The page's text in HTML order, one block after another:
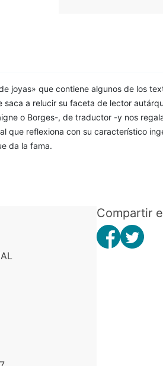
joyas» que contiene algunos de los
saca a relucir su faceta de lector
o Borges-, de traductor -y nos
que reflexiona con su característico
da la fama.
Compartir